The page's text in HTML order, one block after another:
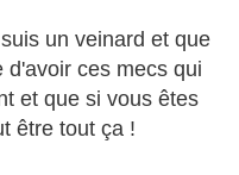
un veinard et que
d'avoir ces mecs qui
et que si vous êtes
être tout ça !